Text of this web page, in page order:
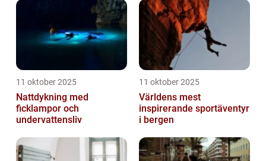
11 oktober 2025
Nattdykning med
ficklampor och
undervattensliv
11 oktober 2025
Världens mest
inspirerande sportäventyr
i bergen